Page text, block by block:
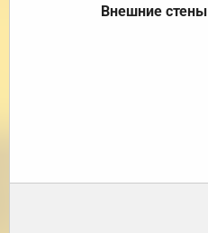
Внешние стены